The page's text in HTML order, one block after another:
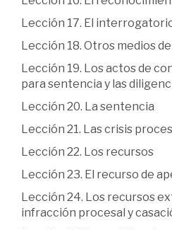
Lección 17. El
Lección 18. Otros medios
Lección 19. Los actos de
para sentencia y las
Lección 20. La sentencia
Lección 21. Las crisis
Lección 22. Los recursos
Lección 23. El recurso de
Lección 24. Los recursos
infracción procesal y